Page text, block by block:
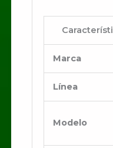
Marca
Línea
Modelo